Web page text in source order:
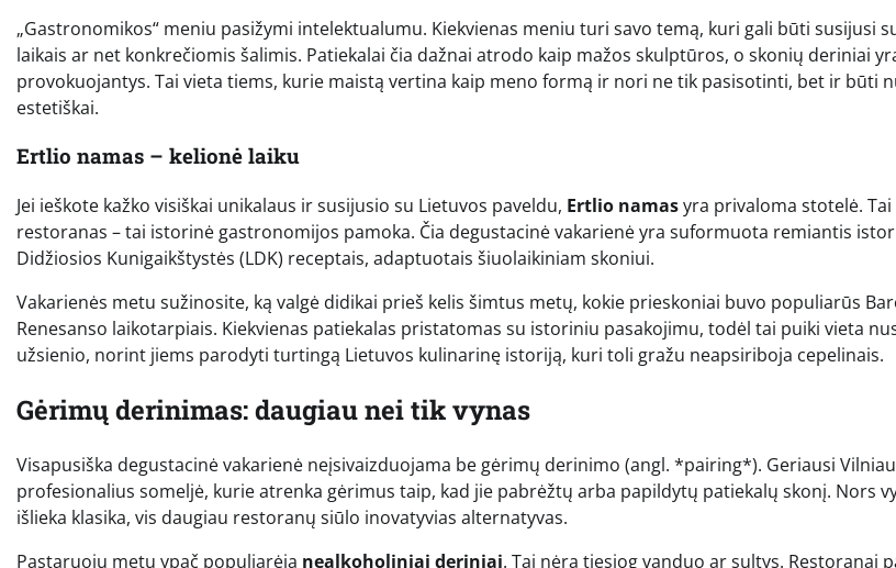
„Gastronomikos“ meniu pasižymi intelektualumu. Kiekvienas meniu turi savo temą, kuri gali būti susijusi
laikais ar net konkrečiomis šalimis. Patiekalai čia dažnai atrodo kaip mažos skulptūros, o skonių deriniai
provokuojantys. Tai vieta tiems, kurie maistą vertina kaip meno formą ir nori ne tik pasisotinti, bet ir būti
estetiškai.
Ertlio namas – kelionė laiku
Jei ieškote kažko visiškai unikalaus ir susijusio su Lietuvos paveldu, Ertlio namasyra privaloma stotelė.
restoranas – tai istorinė gastronomijos pamoka. Čia degustacinė vakarienė yra suformuota remiantis
Didžiosios Kunigaikštystės (LDK) receptais, adaptuotais šiuolaikiniam skoniui.
Vakarienės metu sužinosite, ką valgė didikai prieš kelis šimtus metų, kokie prieskoniai buvo populiarūs
Renesanso laikotarpiais. Kiekvienas patiekalas pristatomas su istoriniu pasakojimu, todėl tai puiki vieta
užsienio, norint jiems parodyti turtingą Lietuvos kulinarinę istoriją, kuri toli gražu neapsiriboja cepelinais.
Gėrimų derinimas: daugiau nei tik vynas
Visapusiška degustacinė vakarienė neįsivaizduojama be gėrimų derinimo (angl. *pairing*). Geriausi
profesionalius someljė, kurie atrenka gėrimus taip, kad jie pabrėžtų arba papildytų patiekalų skonį. Nors
išlieka klasika, vis daugiau restoranų siūlo inovatyvias alternatyvas.
Pastaruoju metu ypač populiarėja nealkoholiniai deriniai. Tai nėra tiesiog vanduo ar sultys. Restoranai